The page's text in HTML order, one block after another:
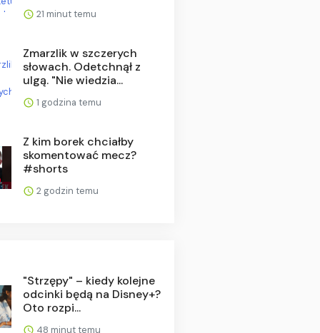
21 minut temu
Zmarzlik w szczerych
słowach. Odetchnął z
ulgą. "Nie wiedzia...
1 godzina temu
Z kim borek chciałby
skomentować mecz?
#shorts
2 godzin temu
"Strzępy" – kiedy kolejne
odcinki będą na Disney+?
Oto rozpi...
48 minut temu